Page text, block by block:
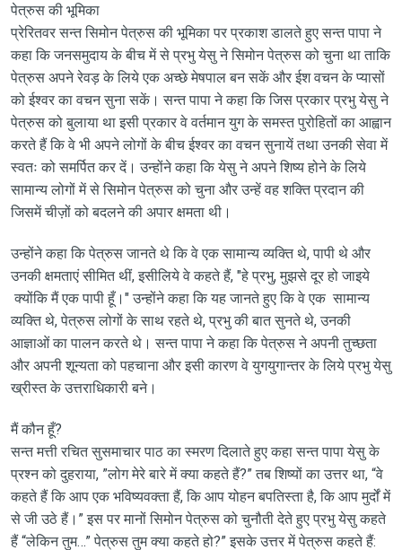
पेत्रुस की भूमिका
प्रेरितवर सन्त सिमोन पेत्रुस की भूमिका पर प्रकाश डालते हुए सन्त पापा ने
कहा कि जनसमुदाय के बीच में से प्रभु येसु ने सिमोन पेत्रुस को चुना था ताकि
पेत्रुस अपने रेवड़ के लिये एक अच्छे मेषपाल बन सकें और ईश वचन के प्यासों
को ईश्वर का वचन सुना सकें। सन्त पापा ने कहा कि जिस प्रकार प्रभु येसु ने
पेत्रुस को बुलाया था इसी प्रकार वे वर्तमान युग के समस्त पुरोहितों का आह्वान
करते हैं कि वे भी अपने लोगों के बीच ईश्वर का वचन सुनायें तथा उनकी सेवा में
स्वतः को समर्पित कर दें। उन्होंने कहा कि येसु ने अपने शिष्य होने के लिये
सामान्य लोगों में से सिमोन पेत्रुस को चुना और उन्हें वह शक्ति प्रदान की
जिसमें चीज़ों को बदलने की अपार क्षमता थी।
उन्होंने कहा कि पेत्रुस जानते थे कि वे एक सामान्य व्यक्ति थे, पापी थे और
उनकी क्षमताएं सीमित थीं, इसीलिये वे कहते हैं, "हे प्रभु, मुझसे दूर हो जाइये
क्योंकि मैं एक पापी हूँ।" उन्होंने कहा कि यह जानते हुए कि वे एक सामान्य
व्यक्ति थे, पेत्रुस लोगों के साथ रहते थे, प्रभु की बात सुनते थे, उनकी
आज्ञाओं का पालन करते थे। सन्त पापा ने कहा कि पेत्रुस ने अपनी तुच्छता
और अपनी शून्यता को पहचाना और इसी कारण वे युगयुगान्तर के लिये प्रभु येसु
ख्रीस्त के उत्तराधिकारी बने।
मैं कौन हूँ?
सन्त मत्ती रचित सुसमाचार पाठ का स्मरण दिलाते हुए कहा सन्त पापा येसु के
प्रश्न को दुहराया, ”लोग मेरे बारे में क्या कहते हैं?” तब शिष्यों का उत्तर था, “वे
कहते हैं कि आप एक भविष्यवक्ता हैं, कि आप योहन बपतिस्ता है, कि आप मुर्दों में
से जी उठे हैं।” इस पर मानों सिमोन पेत्रुस को चुनौती देते हुए प्रभु येसु कहते
हैं “लेकिन तुम…” पेत्रुस तुम क्या कहते हो?” इसके उत्तर में पेत्रुस कहते हैं: